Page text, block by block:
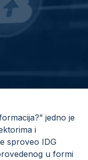
jedno je
i
sproveo IDG
u formi